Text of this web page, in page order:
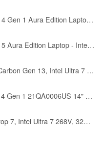
Lenovo ThinkPad X9 14 Gen 1 Aura Edition Laptop - Intel Core Ultra 7 268V (vPro), 32GB RAM, 1TB SSD, Intel Arc 140V, W11 Pro, 2.8K OLED, 120 Hz, Touch - Thunder Grey (21QA0036US)
Lenovo ThinkPad X9 15 Aura Edition Laptop - Intel Core Ultra 7 268V (vPro), 32GB RAM, 1TB SSD, Intel Arc 140V, Windows 11 Pro, 15.3" 2.8K OLED, 120 Hz, Touch - Thunder Grey (21Q6002BUS)
Lenovo ThinkPad X1 Carbon Gen 13, Intel Ultra 7 268V vPro, 14" 2.8K (2880 x 1800), OLED 400nits Non-Touch, 32GB LPDDR5 RAM,1TB SSD, Thunderbolt, and Window 11 Pro - Aura Edition - Eclipse Black
Lenovo Thinkpad X9-14 Gen 1 21QA0006US 14" Copilot+ PC Notebook - WUXGA - Intel Core Ultra 7 268V - vPro Technology - Intel Evo Platform - 32 GB - 1 TB SSD - English Keyboard - Black, Gray
Microsoft Surface Laptop 7, Intel Ultra 7 268V, 32GB DDR5 RAM, 1TB SSD